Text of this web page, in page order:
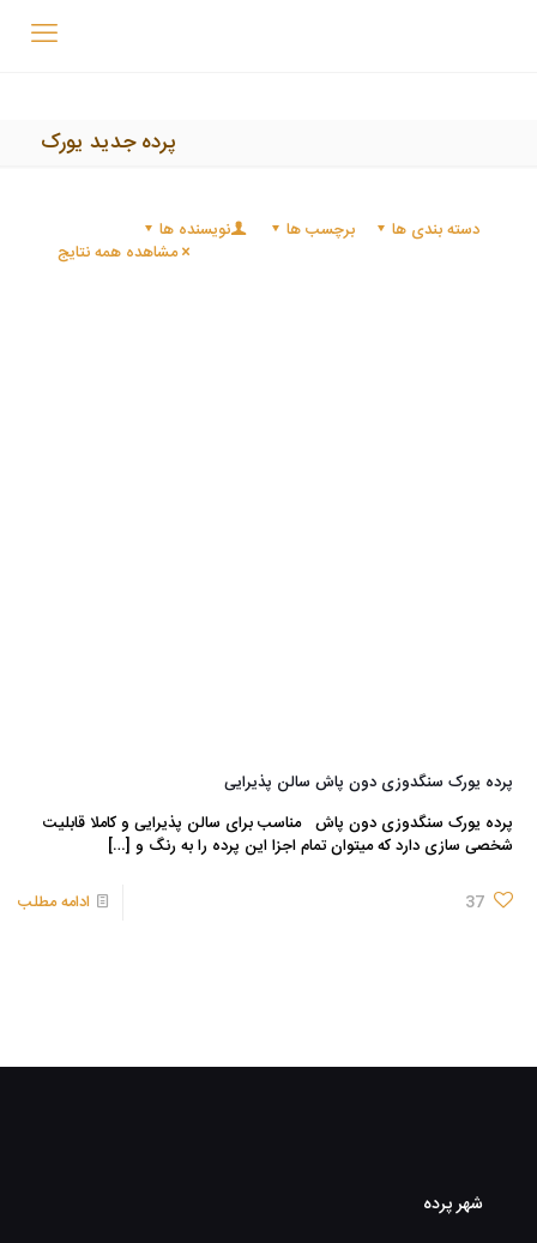
پرده جدید یورک
دسته بندی ها برچسب ها
نویسنده ها
مشاهده همه نتایج
پرده یورک سنگدوزی دون پاش سالن پذیرایی
پرده یورک سنگدوزی دون پاش مناسب برای سالن پذیرایی و کاملا قابلیت
شخصی سازی دارد که میتوان تمام اجزا این پرده را به رنگ و […]
37 ادامه مطلب
شهر پرده